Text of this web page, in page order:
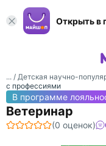
Открыть в
... / Детская научно-
с профессиями
В программе
Ветеринар
(0 оценок)